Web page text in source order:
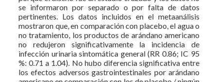
se informaron por separado o por falta de datos
pertinentes. Los datos incluidos en el metaanálisis
mostraron que, en comparación con placebo, el agua o
no tratamiento, los productos de arándano americano
no redujeron significativamente la incidencia de
infección urinaria sintomática general (RR 0.86; IC 95
%: 0.71 a 1.04). No hubo diferencia significativa entre
los efectos adversos gastrointestinales por arándano